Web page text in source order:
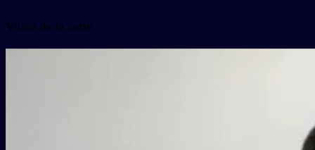
Vidéo de la carte